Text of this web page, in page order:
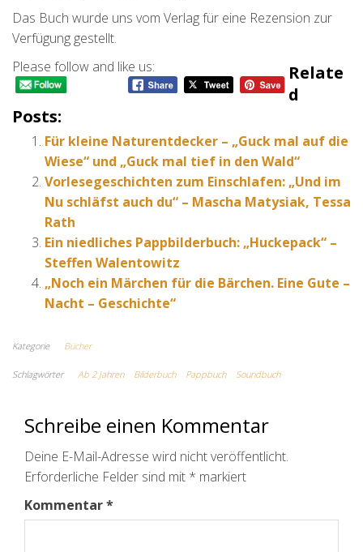
Das Buch wurde uns vom Verlag für eine Rezension zur
Verfügung gestellt.
Please follow and like us:
Relate
D
Posts:
Für kleine Naturentdecker – „Guck mal auf die
Wiese“ und „Guck mal tief in den Wald“
Vorlesegeschichten zum Einschlafen: „Und im
Nu schläfst auch du“ – Mascha Matysiak, Tessa
Rath
Ein niedliches Pappbilderbuch: „Huckepack“ –
Steffen Walentowitz
„Noch ein Märchen für die Bärchen. Eine Gute –
Nacht – Geschichte“
Kategorie Bücher
Schlagwörter Ab 2 Jahren Bilderbuch Pappbuch Soundbuch
Schreibe einen Kommentar
Deine E-Mail-Adresse wird nicht veröffentlicht.
Erforderliche Felder sind mit * markiert
Kommentar*